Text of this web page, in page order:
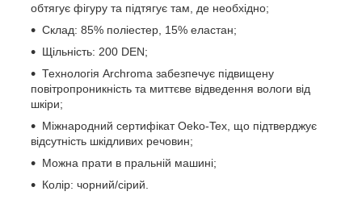
обтягує фігуру та підтягує там, де необхідно;
Склад: 85% поліестер, 15% еластан;
Щільність: 200 DEN;
Технологія Archroma забезпечує підвищену
повітропроникність та миттєве відведення вологи від
шкіри;
Міжнародний сертифікат Oeko-Tex, що підтверджує
відсутність шкідливих речовин;
Можна прати в пральній машині;
Колір: чорний/сірий.